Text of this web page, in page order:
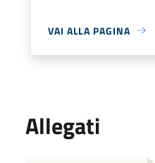
VAI ALLA PAGINA
Allegati